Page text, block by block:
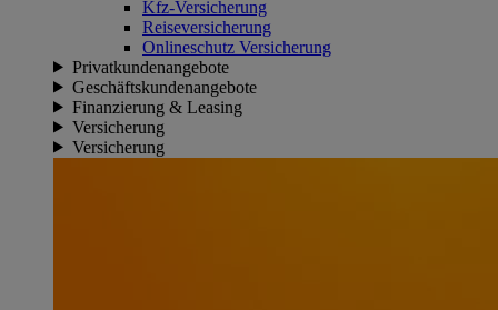
Kfz-Versicherung
Reiseversicherung
Onlineschutz Versicherung
Privatkundenangebote
Geschäftskundenangebote
Finanzierung & Leasing
Versicherung
Versicherung